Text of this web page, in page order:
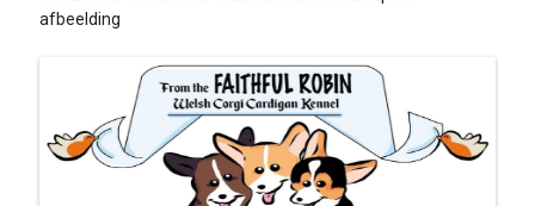
afbeelding